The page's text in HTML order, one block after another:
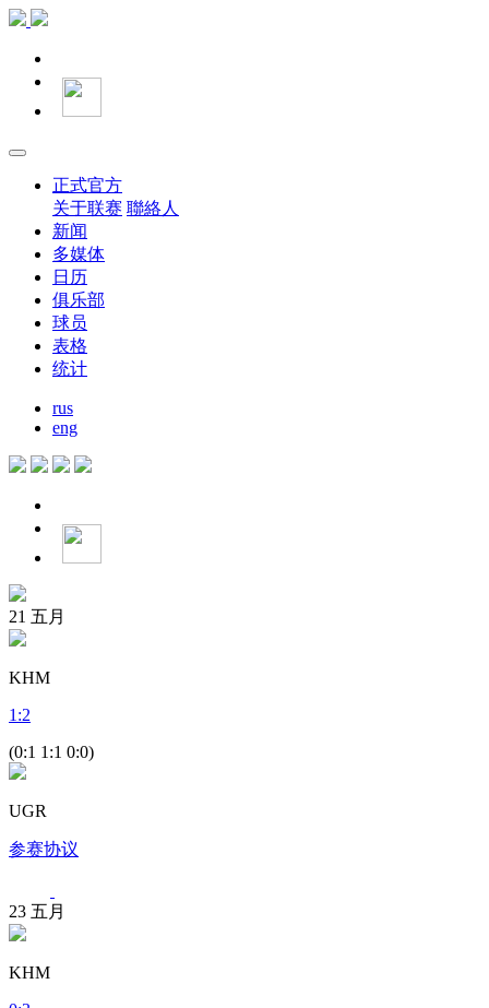
正式官方
关于联赛 聯絡人
新闻
多媒体
日历
俱乐部
球员
表格
统计
rus
eng
21 五月
KHM
1 :2
(0:1 1:1 0:0)
UGR
参赛协议
23 五月
KHM